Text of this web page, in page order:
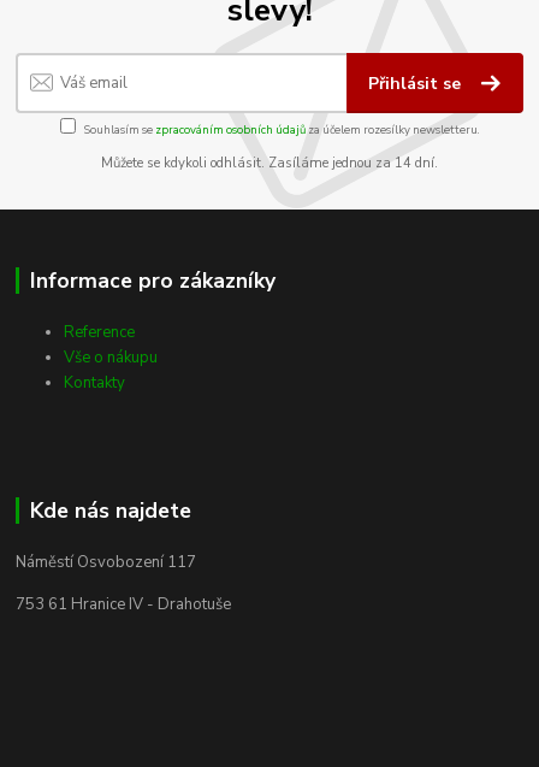
slevy!
Přihlásit se
Souhlasím se zpracováním osobních údajůza účelem rozesílky newsletteru.
Můžete se kdykoli odhlásit. Zasíláme jednou za 14 dní.
Informace pro zákazníky
Reference
Vše o nákupu
Kontakty
Kde nás najdete
Náměstí Osvobození 117
753 61 Hranice IV - Drahotuše